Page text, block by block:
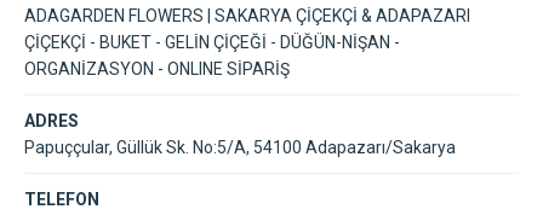
ADAGARDEN FLOWERS | SAKARYA ÇİÇEKÇİ & ADAPAZARI
ÇİÇEKÇİ - BUKET - GELİN ÇİÇEĞİ - DÜĞÜN-NİŞAN -
ORGANİZASYON - ONLINE SİPARİŞ
ADRES
Papuççular, Güllük Sk. No:5/A, 54100 Adapazarı/Sakarya
TELEFON